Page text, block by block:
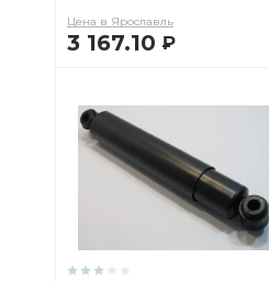
Цена в Ярославль
3 167.10 Р